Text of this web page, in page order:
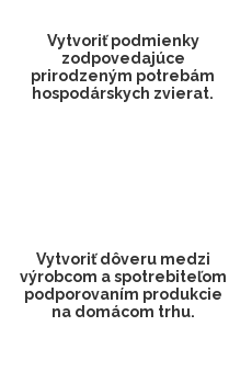
Vytvoriť podmienky
zodpovedajúce
prirodzeným potrebám
hospodárskych zvierat.
Vytvoriť dôveru medzi
výrobcom a spotrebiteľom
podporovaním produkcie
na domácom trhu.